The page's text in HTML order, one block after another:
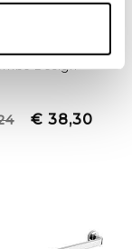
ad anello in
- Basic,
€ 38,30